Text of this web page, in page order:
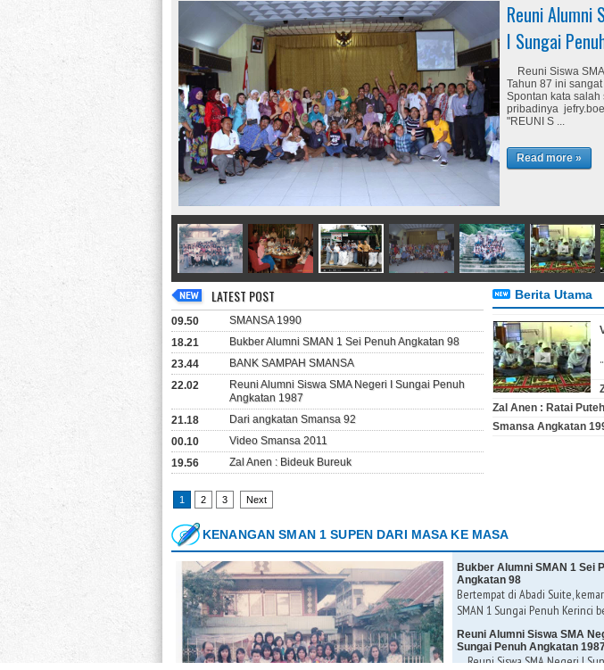
Reuni Alumni
I Sungai
Reuni Siswa
Tahun 87 ini
Spontan kata
pribadinya
"REUNI S ...
Read more »
LATEST POST
09.50
SMANSA 1990
18.21
Bukber Alumni SMAN 1 Sei Penuh Angkatan 98
23.44
BANK SAMPAH SMANSA
22.02
Reuni Alumni Siswa SMA Negeri I Sungai Penuh
Angkatan 1987
21.18
Dari angkatan Smansa 92
00.10
Video Smansa 2011
19.56
Zal Anen : Bideuk Bureuk
1 2 3 Next
Berita Utama
...
Zal Anen : Ratai Puteh
Smansa Angkatan
KENANGAN SMAN 1 SUPEN DARI MASA KE MASA
Bukber Alumni SMAN 1 Sei
Angkatan 98
Bertempat di Abadi Suite,
SMAN 1 Sungai Penuh Kerinci
Reuni Alumni Siswa SMA
Sungai Penuh Angkatan
Reuni Siswa SMA Negeri I